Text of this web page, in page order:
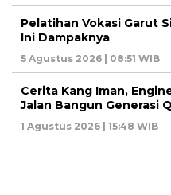
Pelatihan Vokasi Garut
Ini Dampaknya
5 Agustus 2026 | 08:51 WIB
Cerita Kang Iman,
Jalan Bangun Generasi
1 Agustus 2026 | 15:48 WIB